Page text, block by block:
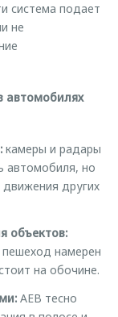
система подает
не
автомобилях
камеры и радары
автомобиля, но
других
объектов:
пешеход намерен
на обочине.
AEB тесно